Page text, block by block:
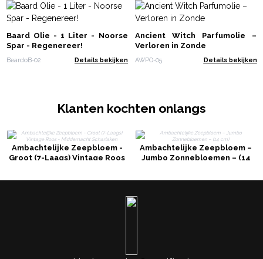
Baard Olie - 1 Liter - Noorse
Spar - Regenereer!
BeardoB-02 Details bekijken
Ancient Witch Parfumolie –
Verloren in Zonde
AWPO-05 Details bekijken
Klanten kochten onlangs
Ambachtelijke Zeepbloem -
Groot (7-Laags) Vintage Roos
Ambachtelijke Zeepbloem –
Jumbo Zonnebloemen – (14